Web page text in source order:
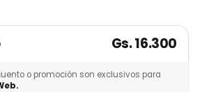
Gs. 16.300
o promoción son exclusivos para